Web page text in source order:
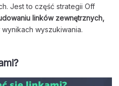
Jest to część strategii Off
linków zewnętrznych,
wyszukiwania.